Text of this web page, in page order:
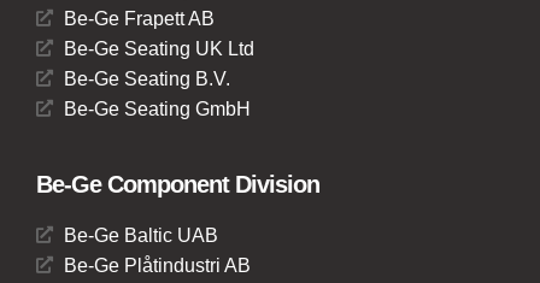
Be-Ge Frapett AB
Be-Ge Seating UK Ltd
Be-Ge Seating B.V.
Be-Ge Seating GmbH
Be-Ge Component Division
Be-Ge Baltic UAB
Be-Ge Plåtindustri AB